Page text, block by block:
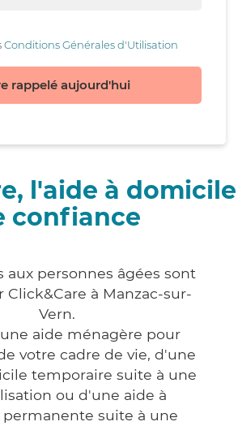
Conditions Générales d'Utilisation
rappelé aujourd'hui
l'aide à domicile
confiance
aux personnes âgées sont
Click&Care à Manzac-sur-
Vern.
aide ménagère pour
votre cadre de vie, d'une
temporaire suite à une
ou d'une aide à
suite à une